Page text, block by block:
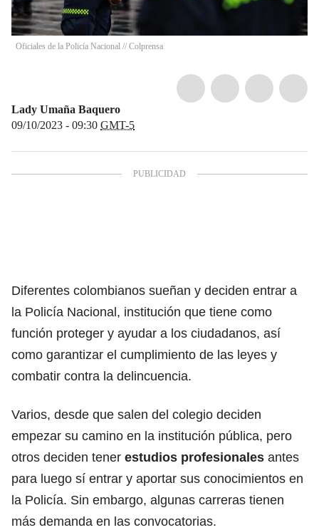
Oficiales de la Policía Nacional // Colprensa
Lady Umaña Baquero
09/10/2023 - 09:30 GMT-5
Diferentes colombianos sueñan y deciden entrar a
la Policía Nacional, institución que tiene como
función proteger y ayudar a los ciudadanos, así
como garantizar el cumplimiento de las leyes y
combatir contra la delincuencia.
Varios, desde que salen del colegio deciden
empezar su camino en la institución pública, pero
otros deciden tener estudios profesionales antes
para luego sí entrar y aportar sus conocimientos en
la Policía. Sin embargo, algunas carreras tienen
más demanda en las convocatorias.